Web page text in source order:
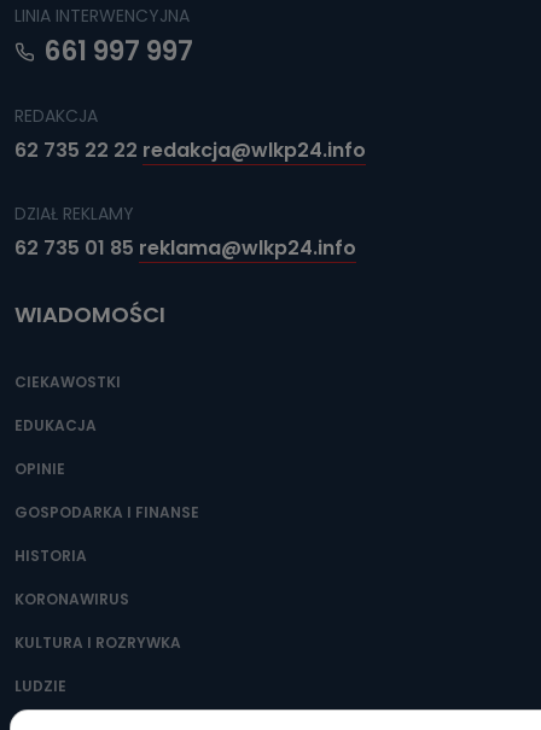
LINIA INTERWENCYJNA
661 997 997
REDAKCJA
62 735 22 22 redakcja@wlkp24.info
DZIAŁ REKLAMY
62 735 01 85 reklama@wlkp24.info
WIADOMOŚCI
CIEKAWOSTKI
EDUKACJA
OPINIE
GOSPODARKA I FINANSE
HISTORIA
KORONAWIRUS
KULTURA I ROZRYWKA
LUDZIE